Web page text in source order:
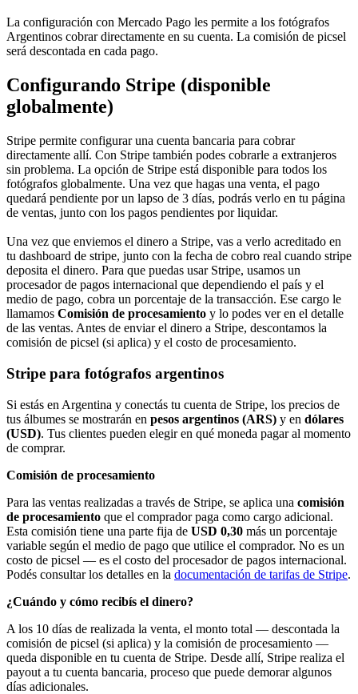
La configuración con Mercado Pago les permite a los fotógrafos
Argentinos cobrar directamente en su cuenta. La comisión de picsel
será descontada en cada pago.
Configurando Stripe (disponible
globalmente)
Stripe permite configurar una cuenta bancaria para cobrar
directamente allí. Con Stripe también podes cobrarle a extranjeros
sin problema. La opción de Stripe está disponible para todos los
fotógrafos globalmente. Una vez que hagas una venta, el pago
quedará pendiente por un lapso de 3 días, podrás verlo en tu página
de ventas, junto con los pagos pendientes por liquidar.
Una vez que enviemos el dinero a Stripe, vas a verlo acreditado en
tu dashboard de stripe, junto con la fecha de cobro real cuando stripe
deposita el dinero. Para que puedas usar Stripe, usamos un
procesador de pagos internacional que dependiendo el país y el
medio de pago, cobra un porcentaje de la transacción. Ese cargo le
llamamos Comisión de procesamiento y lo podes ver en el detalle
de las ventas. Antes de enviar el dinero a Stripe, descontamos la
comisión de picsel (si aplica) y el costo de procesamiento.
Stripe para fotógrafos argentinos
Si estás en Argentina y conectás tu cuenta de Stripe, los precios de
tus álbumes se mostrarán en pesos argentinos (ARS) y en dólares
(USD). Tus clientes pueden elegir en qué moneda pagar al momento
de comprar.
Comisión de procesamiento
Para las ventas realizadas a través de Stripe, se aplica una comisión
de procesamiento que el comprador paga como cargo adicional.
Esta comisión tiene una parte fija de USD 0,30 más un porcentaje
variable según el medio de pago que utilice el comprador. No es un
costo de picsel — es el costo del procesador de pagos internacional.
Podés consultar los detalles en la documentación de tarifas de Stripe.
¿Cuándo y cómo recibís el dinero?
A los 10 días de realizada la venta, el monto total — descontada la
comisión de picsel (si aplica) y la comisión de procesamiento —
queda disponible en tu cuenta de Stripe. Desde allí, Stripe realiza el
payout a tu cuenta bancaria, proceso que puede demorar algunos
días adicionales.